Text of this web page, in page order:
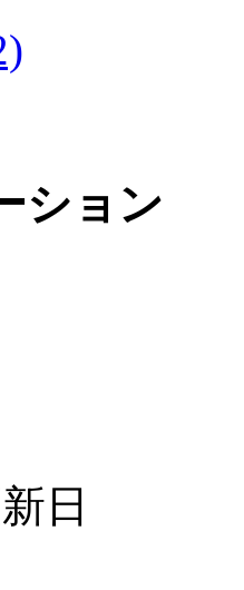
ション
日